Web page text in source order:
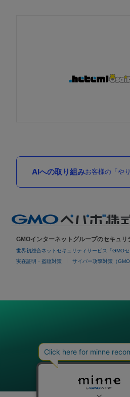
AIへの取り組みお客様の「や
GMOインターネットグループのセキュリ
世界初総合ネットセキュリティサービス「GMOセ
実在証明・盗聴対策 サイバー攻撃対策（